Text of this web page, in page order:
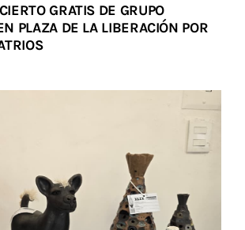
GRATIS DE GRUPO
PLAZA DE LA LIBERACIÓN POR